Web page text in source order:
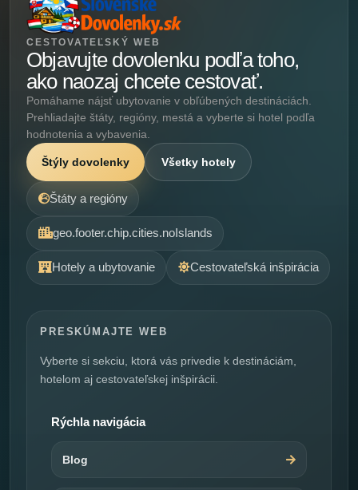
CESTOVATEĽSKÝ WEB
Objavujte dovolenku podľa toho,
ako naozaj chcete cestovať.
Pomáhame nájsť ubytovanie v obľúbených destináciách.
Prehliadajte štáty, regióny, mestá a vyberte si hotel podľa
hodnotenia a vybavenia.
Štýly dovolenky Všetky hotely
Štáty a regióny
geo.footer.chip.cities.noIslands
Hotely a ubytovanie Cestovateľská inšpirácia
PRESKÚMAJTE WEB
Vyberte si sekciu, ktorá vás privedie k destináciám,
hotelom aj cestovateľskej inšpirácii.
Rýchla navigácia
Blog